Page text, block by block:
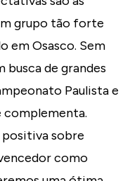
grupo tão forte
em Osasco. Sem
de grandes
Paulista e
complementa.
sobre
como